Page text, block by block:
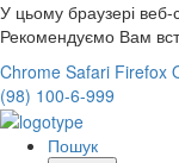
У цьому браузері
Рекомендуємо Вам
Chrome Safari Firefox
(98) 100-6-999
Пошук